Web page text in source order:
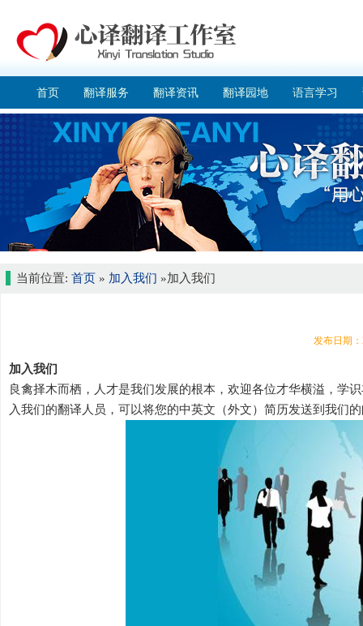
首页 翻译服务 翻译资讯 翻译园地 语言学习
当前位置: 首页 » 加入我们 »加入我们
发布日期
加入我们
良禽择木而栖，人才是我们发展的根本，欢迎各位才华横溢，学
入我们的翻译人员，可以将您的中英文（外文）简历发送到我们